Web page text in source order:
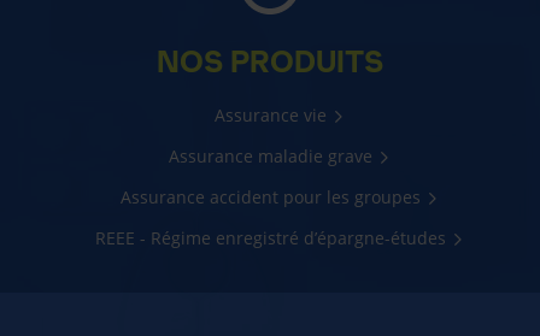
NOS PRODUITS
Assurance vie
Assurance maladie grave
Assurance accident pour les groupes
REEE - Régime enregistré d’épargne-études